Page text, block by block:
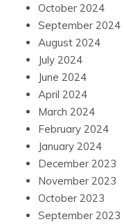
October 2024
September 2024
August 2024
July 2024
June 2024
April 2024
March 2024
February 2024
January 2024
December 2023
November 2023
October 2023
September 2023